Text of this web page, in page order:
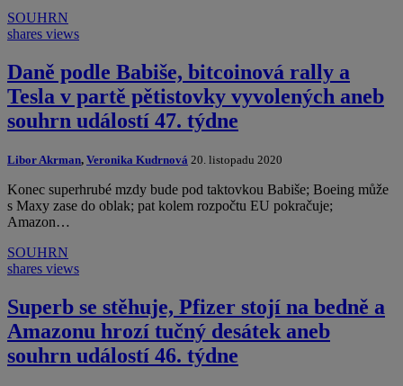
SOUHRN
shares views
Daně podle Babiše, bitcoinová rally a
Tesla v partě pětistovky vyvolených aneb
souhrn událostí 47. týdne
Libor Akrman, Veronika Kudrnová 20. listopadu 2020
Konec superhrubé mzdy bude pod taktovkou Babiše; Boeing může
s Maxy zase do oblak; pat kolem rozpočtu EU pokračuje;
Amazon…
SOUHRN
shares views
Superb se stěhuje, Pfizer stojí na bedně a
Amazonu hrozí tučný desátek aneb
souhrn událostí 46. týdne